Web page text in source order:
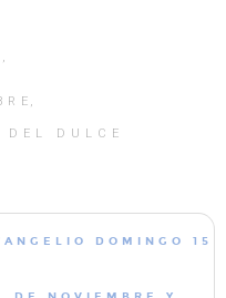
DEL DULCE
DOMINGO 15